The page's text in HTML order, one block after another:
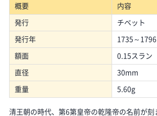
概要 内容
発行 チベット
発行年 1735～
額面 0.15スラン
直径 30mm
重量 5.60g
清王朝の時代、第6第皇帝の乾隆帝の名前が刻